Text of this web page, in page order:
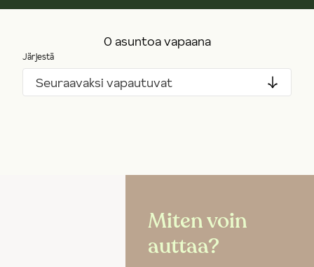
0 asuntoa vapaana
Järjestä
Seuraavaksi vapautuvat
Miten voin
auttaa?